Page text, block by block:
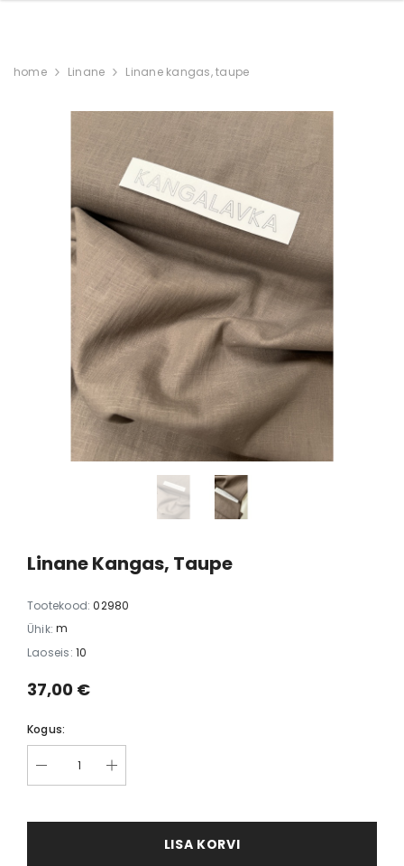
home Linane Linane kangas, taupe
Linane Kangas, Taupe
Tootekood: 02980
Ühik: m
Laoseis: 10
37,00 €
Kogus:
LISA KORVI
Luksuslik siidkangas, taft
117,00 €